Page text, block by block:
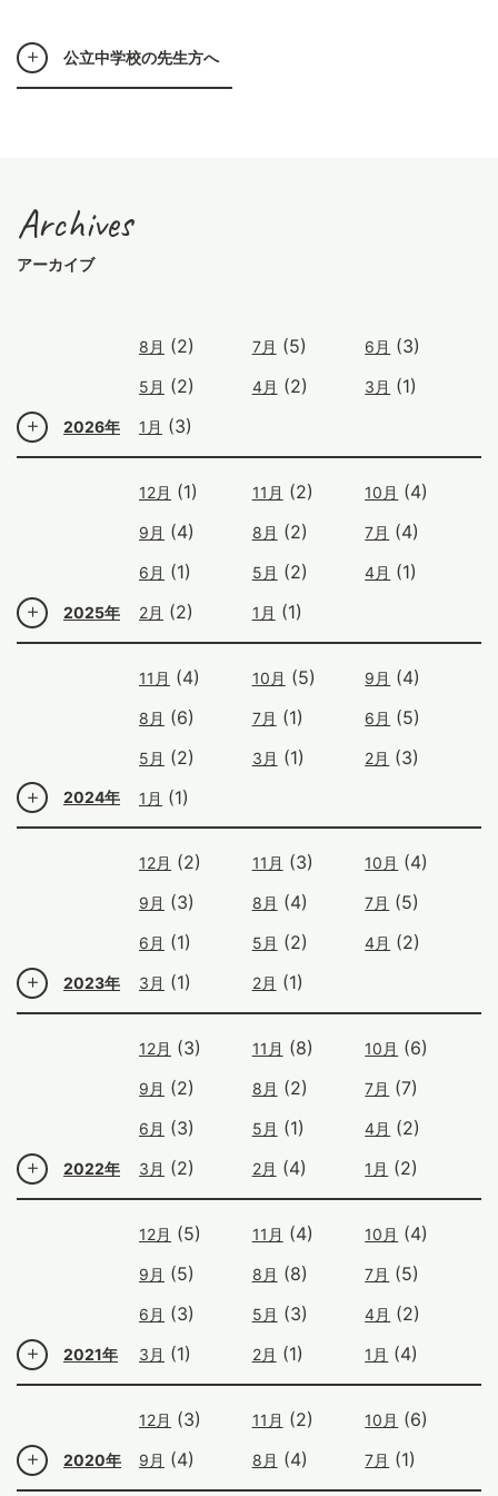
公立中学校の先生方へ
Archives
アーカイブ
2026年
8月 (2) 7月 (5) 6月 (3)
5月 (2) 4月 (2) 3月 (1)
1月 (3)
2025年
12月 (1) 11月 (2) 10月 (4)
9月 (4) 8月 (2) 7月 (4)
6月 (1) 5月 (2) 4月 (1)
2月 (2) 1月 (1)
2024年
11月 (4) 10月 (5) 9月 (4)
8月 (6) 7月 (1) 6月 (5)
5月 (2) 3月 (1) 2月 (3)
1月 (1)
2023年
12月 (2) 11月 (3) 10月 (4)
9月 (3) 8月 (4) 7月 (5)
6月 (1) 5月 (2) 4月 (2)
3月 (1) 2月 (1)
2022年
12月 (3) 11月 (8) 10月 (6)
9月 (2) 8月 (2) 7月 (7)
6月 (3) 5月 (1) 4月 (2)
3月 (2) 2月 (4) 1月 (2)
2021年
12月 (5) 11月 (4) 10月 (4)
9月 (5) 8月 (8) 7月 (5)
6月 (3) 5月 (3) 4月 (2)
3月 (1) 2月 (1) 1月 (4)
2020年
12月 (3) 11月 (2) 10月 (6)
9月 (4) 8月 (4) 7月 (1)